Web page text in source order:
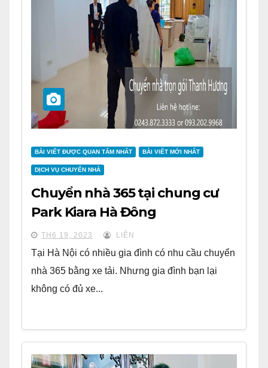
BÀI VIẾT ĐƯỢC QUAN TÂM NHẤT BÀI VIẾT MỚI NHẤT
DỊCH VỤ CHUYỂN NHÀ
Chuyển nhà 365 tại chung cư
Park Kiara Hà Đông
TH6 19, 2023 LIÊN
Tại Hà Nội có nhiều gia đình có nhu cầu chuyển
nhà 365 bằng xe tải. Nhưng gia đình bạn lại
không có đủ xe...